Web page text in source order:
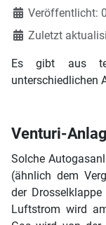
DetailsVeröffentlicht:
Zuletzt
Es gibt aus
unterschiedlichen
Venturi-
Solche
(ähnlich dem
der Drosselklappe
Luftstrom wird